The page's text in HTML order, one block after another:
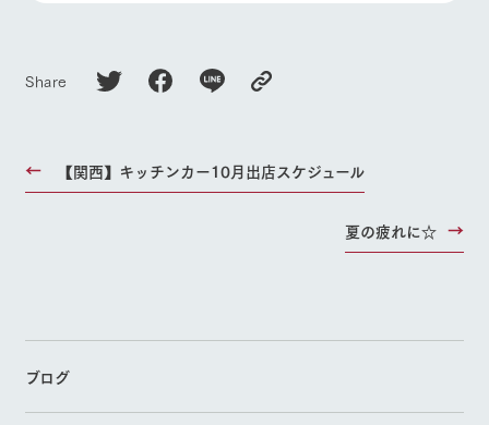
Share
【関西】キッチンカー10月出店スケジュール
夏の疲れに☆
ブログ